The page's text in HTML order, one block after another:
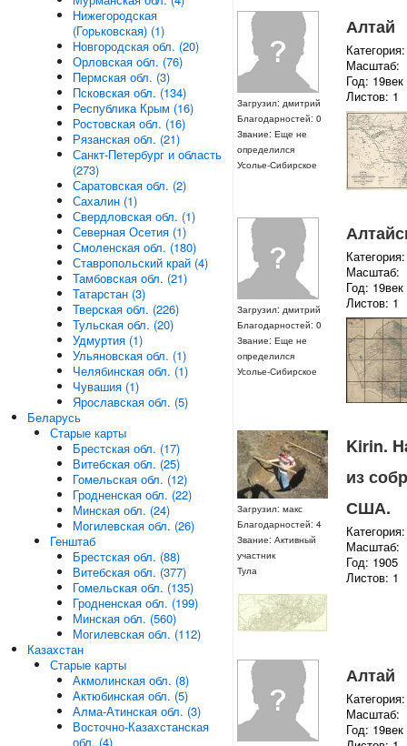
Загрузил: дмитрий
Благодарностей: 0
Звание: Еще не
определился
Усолье-Сибирское
Алтай
Масштаб:
Год: 19век
Листов: 1
Загрузил: дмитрий
Благодарностей: 0
Звание: Еще не
определился
Усолье-Сибирское
Масштаб:
Год: 19век
Листов: 1
Загрузил: макс
Благодарностей: 4
Звание: Активный
участник
Тула
Kirin.
из
США.
Масштаб:
Год: 1905
Листов: 1
Алтай
Масштаб:
Год: 19век
Нижегородская
(Горьковская) (1)
Новгородская обл. (20)
Орловская обл. (76)
Пермская обл. (3)
Псковская обл. (134)
Республика Крым (16)
Ростовская обл. (16)
Рязанская обл. (21)
Санкт-Петербург и область
(273)
Саратовская обл. (2)
Сахалин (1)
Свердловская обл. (1)
Северная Осетия (1)
Смоленская обл. (180)
Ставропольский край (4)
Тамбовская обл. (21)
Татарстан (3)
Тверская обл. (226)
Тульская обл. (20)
Удмуртия (1)
Ульяновская обл. (1)
Челябинская обл. (1)
Чувашия (1)
Ярославская обл. (5)
Беларусь
Старые карты
Брестская обл. (17)
Витебская обл. (25)
Гомельская обл. (12)
Гродненская обл. (22)
Минская обл. (24)
Могилевская обл. (26)
Генштаб
Брестская обл. (88)
Витебская обл. (377)
Гомельская обл. (135)
Гродненская обл. (199)
Минская обл. (560)
Могилевская обл. (112)
Казахстан
Старые карты
Акмолинская обл. (8)
Актюбинская обл. (5)
Алма-Атинская обл. (3)
Восточно-Казахстанская
обл. (4)